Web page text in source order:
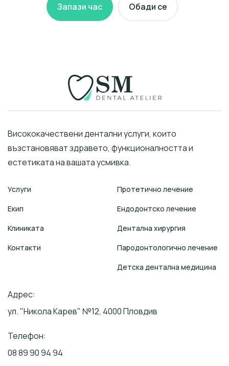
Запази час Обади се
Висококачествени дентални услуги, които
възстановяват здравето, функционалността и
естетиката на вашата усмивка.
Услуги
Екип
Клиниката
Контакти
Протетично лечение
Ендодонтско лечение​
Дентална хирургия
Пародонтологично лечение
Детска дентална медицина
Адрес:
ул. "Никола Карев" №12, 4000 Пловдив
Телефон:
08 89 90 94 94